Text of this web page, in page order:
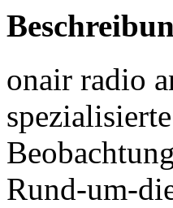
onair radio
Rund-um-